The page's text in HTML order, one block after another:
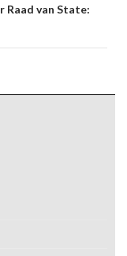
Raad van State: